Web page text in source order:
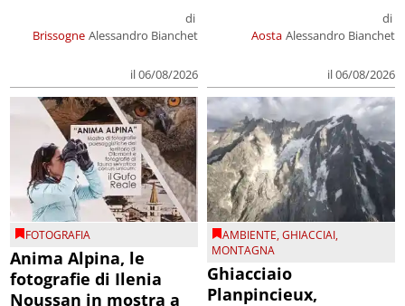
Brissogne
di
Alessandro Bianchet
il 06/08/2026
Aosta
di
Alessandro Bianchet
il 06/08/2026
FOTOGRAFIA
Anima Alpina, le
fotografie di Ilenia
Noussan in mostra a
AMBIENTE,GHIACCIAI,
MONTAGNA
Ghiacciaio
Planpincieux,